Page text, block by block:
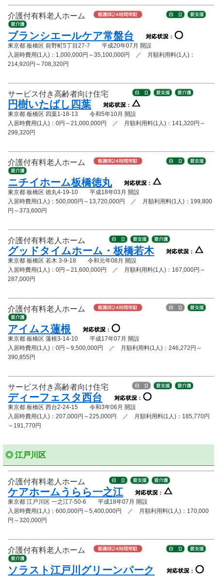
介護付有料老人ホーム
ブランシエールケア常盤台
東京都 板橋区 前野町5丁目27-7 平成20年07月 開設
入居時費用(1人)：1,000,000円～35,100,000円 ／ 月額利用料(1人)：
214,920円～708,320円
サービス付き高齢者向け住宅
円樹いたばし四葉
東京都 板橋区 四葉1-18-13 令和5年10月 開設
入居時費用(1人)：0円～21,000,000円 ／ 月額利用料(1人)：141,320円～
299,320円
介護付有料老人ホーム
ニチイホーム板橋徳丸
東京都 板橋区 徳丸4-19-10 平成18年03月 開設
入居時費用(1人)：500,000円～13,720,000円 ／ 月額利用料(1人)：199,800
円～373,600円
介護付有料老人ホーム
グッドタイムホーム・板橋若木
東京都 板橋区 若木 3-9-18 令和元年08月 開設
入居時費用(1人)：0円～21,600,000円 ／ 月額利用料(1人)：167,000円～
287,000円
介護付有料老人ホーム
アイムス蓮根
東京都 板橋区 蓮根3-14-10 平成17年07月 開設
入居時費用(1人)：0円～9,500,000円 ／ 月額利用料(1人)：246,272円～
390,855円
サービス付き高齢者向け住宅
ディーフェスタ西台
東京都 板橋区 西台2-24-15 令和3年06月 開設
入居時費用(1人)：207,000円～225,000円 ／ 月額利用料(1人)：185,770円
～191,770円
◎ 江戸川区
介護付有料老人ホーム
ケアホームうらら一之江
東京都 江戸川区 一之江7-50-6 平成18年07月 開設
入居時費用(1人)：600,000円～5,400,000円 ／ 月額利用料(1人)：170,000
円～320,000円
介護付有料老人ホーム
ソラスト江戸川グリーンパーク